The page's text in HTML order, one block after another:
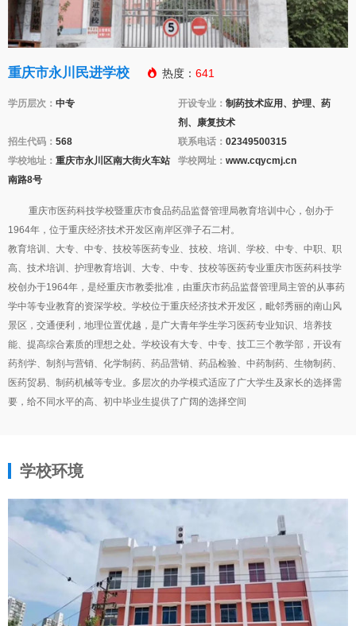
重庆市永川民进学校  热度： 641
学历层次： 中专 开设专业： 制药技术应用、护理、药
剂、康复技术
招生代码： 568 联系电话： 02349500315
学校地址： 重庆市永川区南大街火车站
南路8号
学校网址： www.cqycmj.cn
重庆市医药科技学校暨重庆市食品药品监督管理局教育培训中心，创办于
1964年，位于重庆经济技术开发区南岸区弹子石二村。
教育培训、大专、中专、技校等医药专业、技校、培训、学校、中专、中职、职
高、技术培训、护理教育培训、大专、中专、技校等医药专业重庆市医药科技学
校创办于1964年，是经重庆市教委批准，由重庆市药品监督管理局主管的从事药
学中等专业教育的资深学校。学校位于重庆经济技术开发区，毗邻秀丽的南山风
景区，交通便利，地理位置优越，是广大青年学生学习医药专业知识、培养技
能、提高综合素质的理想之处。学校设有大专、中专、技工三个教学部，开设有
药剂学、制剂与营销、化学制药、药品营销、药品检验、中药制药、生物制药、
医药贸易、制药机械等专业。多层次的办学模式适应了广大学生及家长的选择需
要，给不同水平的高、初中毕业生提供了广阔的选择空间
学校环境